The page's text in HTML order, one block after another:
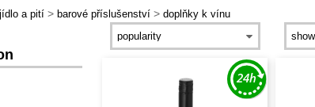
jídlo a pití > barové příslušenství > doplňky k vínu